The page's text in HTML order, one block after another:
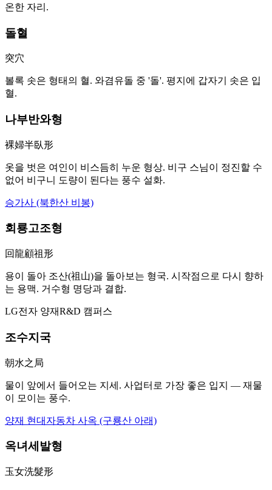
온한 자리.
돌혈
突穴
볼록 솟은 형태의 혈. 와겸유돌 중 '돌'. 평지에 갑자기 솟은 입
혈.
나부반와형
裸婦半臥形
옷을 벗은 여인이 비스듬히 누운 형상. 비구 스님이 정진할 수
없어 비구니 도량이 된다는 풍수 설화.
승가사 (북한산 비봉)
회룡고조형
回龍顧祖形
용이 돌아 조산(祖山)을 돌아보는 형국. 시작점으로 다시 향하
는 용맥. 거수형 명당과 결합.
LG전자 양재R&D 캠퍼스
조수지국
朝水之局
물이 앞에서 들어오는 지세. 사업터로 가장 좋은 입지 — 재물
이 모이는 풍수.
양재 현대자동차 사옥 (구룡산 아래)
옥녀세발형
玉女洗髮形